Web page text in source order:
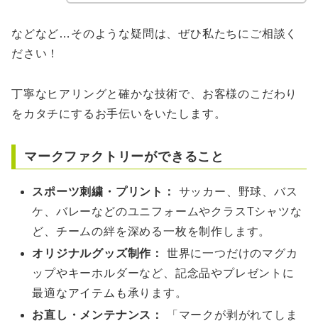
などなど…そのような疑問は、ぜひ私たちにご相談く
ださい！
丁寧なヒアリングと確かな技術で、お客様のこだわり
をカタチにするお手伝いをいたします。
マークファクトリーができること
スポーツ刺繍・プリント：
サッカー、野球、バス
ケ、バレーなどのユニフォームやクラスTシャツな
ど、チームの絆を深める一枚を制作します。
オリジナルグッズ制作：
世界に一つだけのマグカ
ップやキーホルダーなど、記念品やプレゼントに
最適なアイテムも承ります。
お直し・メンテナンス：
「マークが剥がれてしま